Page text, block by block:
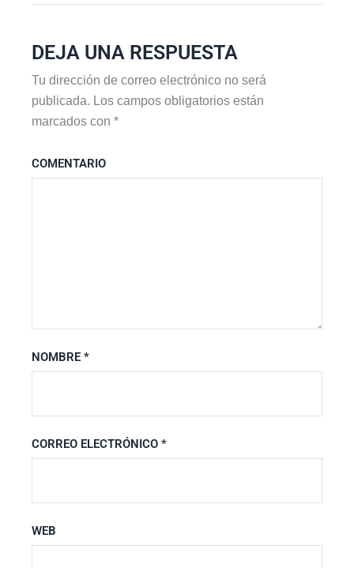
DEJA UNA RESPUESTA
Tu dirección de correo electrónico no será
publicada. Los campos obligatorios están
marcados con*
COMENTARIO
NOMBRE*
CORREO ELECTRÓNICO*
WEB